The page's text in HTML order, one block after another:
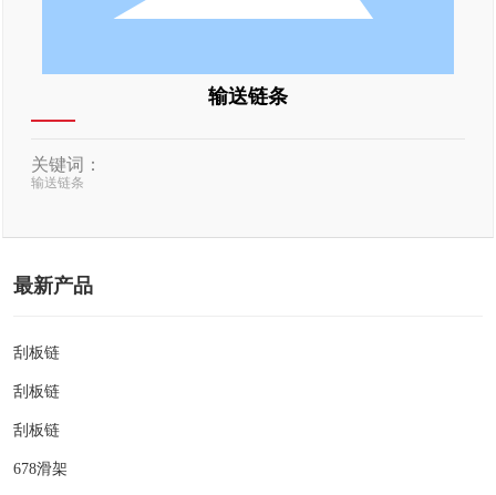
输送链条
关键词：
输送链条
最新产品
刮板链
刮板链
刮板链
678滑架